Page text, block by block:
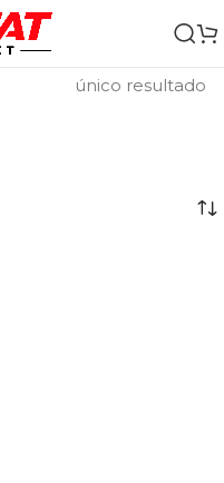
único resultado